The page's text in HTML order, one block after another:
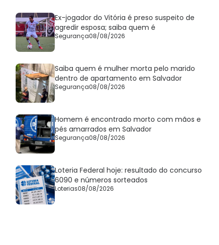
Ex-jogador do Vitória é preso suspeito de
agredir esposa; saiba quem é
Segurança08/08/2026
Saiba quem é mulher morta pelo marido
dentro de apartamento em Salvador
Segurança08/08/2026
Homem é encontrado morto com mãos e
pés amarrados em Salvador
Segurança08/08/2026
Loteria Federal hoje: resultado do concurso
6090 e números sorteados
Loterias08/08/2026